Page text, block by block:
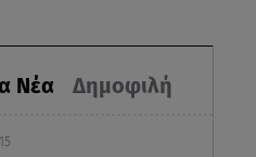
Νέα Δημοφιλή